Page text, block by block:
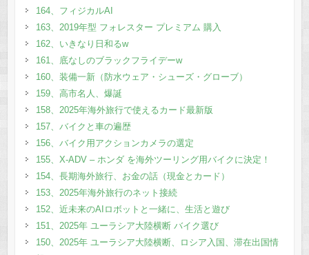
164、フィジカルAI
163、2019年型 フォレスター プレミアム 購入
162、いきなり日和るw
161、底なしのブラックフライデーw
160、装備一新（防水ウェア・シューズ・グローブ）
159、高市名人、爆誕
158、2025年海外旅行で使えるカード最新版
157、バイクと車の遍歴
156、バイク用アクションカメラの選定
155、X-ADV – ホンダ を海外ツーリング用バイクに決定！
154、長期海外旅行、お金の話（現金とカード）
153、2025年海外旅行のネット接続
152、近未来のAIロボットと一緒に、生活と遊び
151、2025年 ユーラシア大陸横断 バイク選び
150、2025年 ユーラシア大陸横断、ロシア入国、滞在出国情